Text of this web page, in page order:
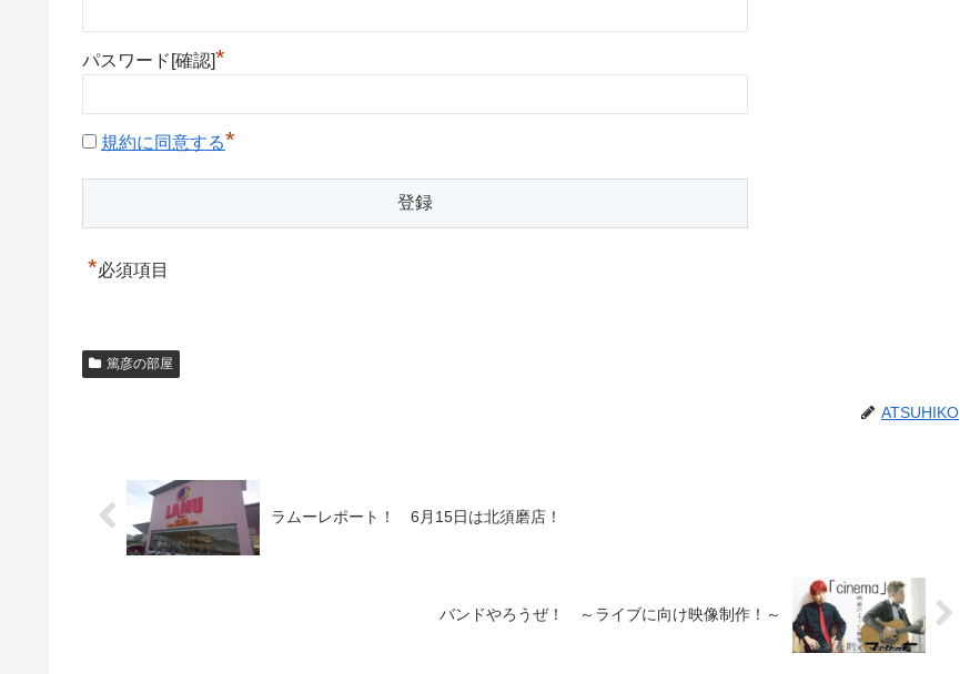
パスワード[確認]*
規約に同意する*
*必須項目
篤彦の部屋
ATSUHIKO
ラムーレポート！ 6月15日は北須磨店！
バンドやろうぜ！ ～ライブに向け映像制作！～